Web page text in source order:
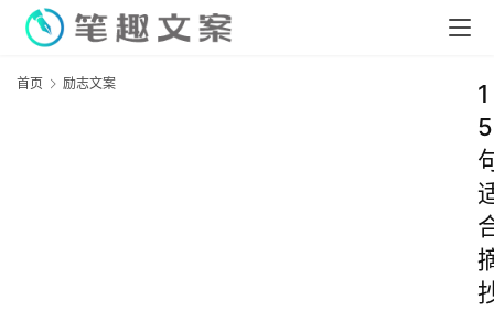
首页 励志文案
1
5